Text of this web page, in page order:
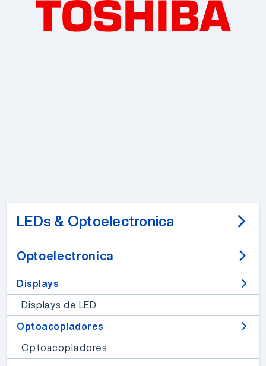
LEDs & Optoelectronica
Optoelectronica
Displays
Displays de LED
Optoacopladores
Optoacopladores